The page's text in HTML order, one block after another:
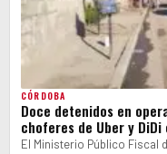
CÓRDOBA
Doce detenidos en
choferes de Uber y DiDi
El Ministerio Público Fiscal